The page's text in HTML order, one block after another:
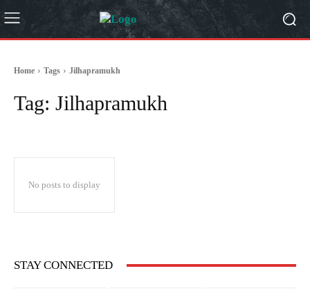
Home Tags Jilhapramukh
Tag: Jilhapramukh
No posts to display
STAY CONNECTED